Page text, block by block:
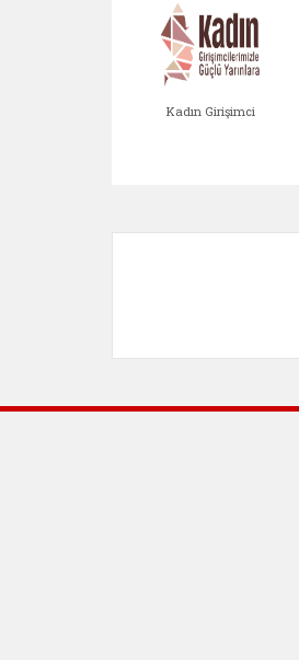
Kadın Girişimci